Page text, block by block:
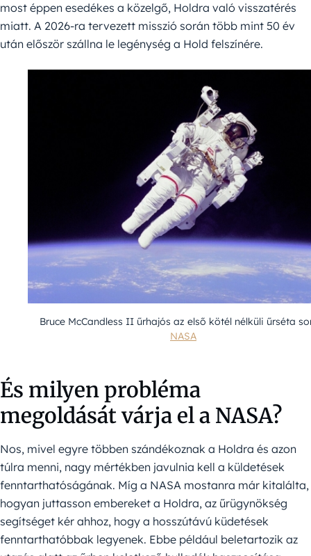
most éppen esedékes a közelgő, Holdra való visszatérés
miatt. A 2026-ra tervezett misszió során több mint 50 év
után először szállna le legénység a Hold felszínére.
Bruce McCandless II űrhajós az első kötél nélküli űrséta
NASA
És milyen probléma
megoldását várja el a NASA?
Nos, mivel egyre többen szándékoznak a Holdra és azon
túlra menni, nagy mértékben javulnia kell a küldetések
fenntarthatóságának. Míg a NASA mostanra már kitalálta,
hogyan juttasson embereket a Holdra, az űrügynökség
segítséget kér ahhoz, hogy a hosszútávú küdetések
fenntarthatóbbak legyenek. Ebbe például beletartozik az